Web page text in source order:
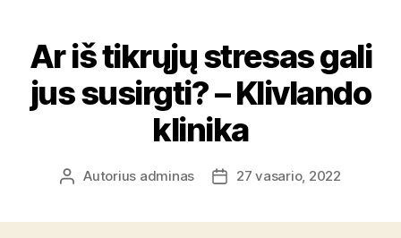
Ar iš tikrųjų stresas gali
jus susirgti? – Klivlando
klinika
ĮrašoAutorius adminas
Įrašo27 vasario, 2022